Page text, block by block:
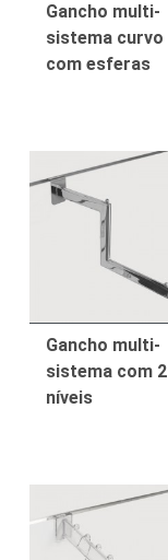
Gancho multi-
sistema curvo
com esferas
Gancho multi-
sistema com 2
níveis